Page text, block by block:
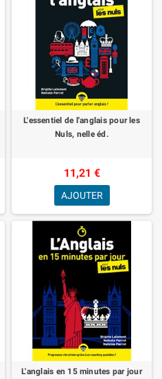
L'essentiel de l'anglais pour les
Nuls, nelle éd.
11,21 €
AJOUTER
L'anglais en 15 minutes par jour